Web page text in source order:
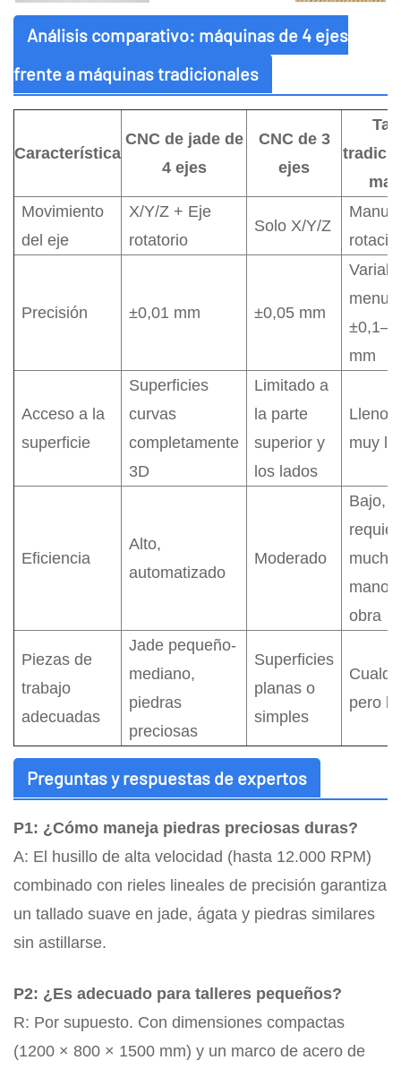
Análisis comparativo: máquinas de 4 ejes
frente a máquinas tradicionales
Característica
CNC de jade de
4 ejes
CNC de 3
ejes
Movimiento
del eje
X/Y/Z + Eje
rotatorio
Solo X/Y/Z
Precisión ±0,01 mm ±0,05 mm
mm
Acceso a la
superficie
Superficies
curvas
completamente
3D
Limitado a
la parte
superior y
los lados
Lleno,
muy
Eficiencia
Alto,
automatizado
Moderado
Bajo,
mucha
mano
obra
Piezas de
trabajo
adecuadas
Jade pequeño-
mediano,
piedras
preciosas
Superficies
planas o
simples
pero
Preguntas y respuestas de expertos
P1: ¿Cómo maneja piedras preciosas duras?
A: El husillo de alta velocidad (hasta 12.000 RPM)
combinado con rieles lineales de precisión garantiza
un tallado suave en jade, ágata y piedras similares
sin astillarse.
P2: ¿Es adecuado para talleres pequeños?
R: Por supuesto. Con dimensiones compactas
(1200 × 800 × 1500 mm) y un marco de acero de